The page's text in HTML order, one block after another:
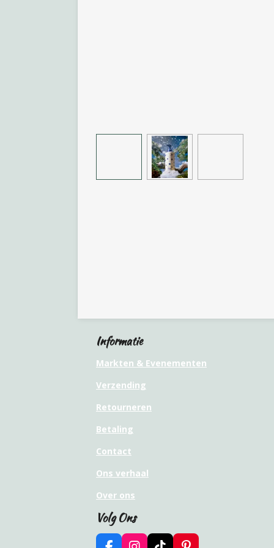
Informatie
Markten & Evenementen
Verzending
Retourneren
Betaling
Contact
Ons verhaal
Over ons
Volg Ons